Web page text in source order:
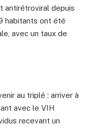
antirétroviral depuis
habitants ont été
avec un taux de
au triplé : arriver à
avec le VIH
recevant un